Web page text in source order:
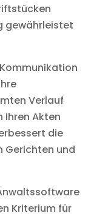
gewährleistet
Verlauf
Ihren Akten
die
Gerichten und
Kriterium für